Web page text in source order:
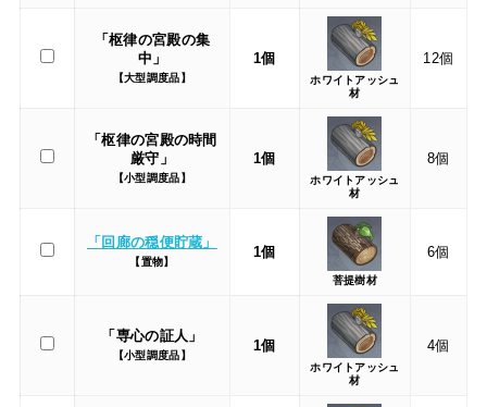
「枢律の宮殿の集
中」
【大型調度品】
1個
ホワイトアッシュ
材
12個
「枢律の宮殿の時間
厳守」
【小型調度品】
1個
ホワイトアッシュ
材
8個
「回廊の穏便貯蔵」
【置物】
1個
菩提樹材
6個
「専心の証人」
【小型調度品】
1個
ホワイトアッシュ
材
4個